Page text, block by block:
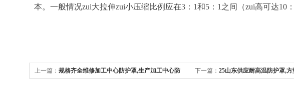
本。一般情况zui大拉伸zui小压缩比例应在3：1和5：1之间（zui高可达10
上一篇： 规格齐全维修加工中心防护罩,生产加工中心防 下一篇： 25山东供应耐高温防护罩,